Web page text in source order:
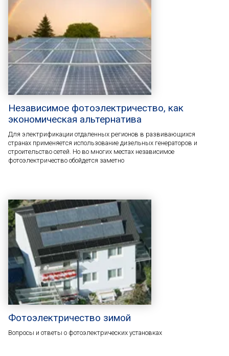
Независимое фотоэлектричество, как
экономическая альтернатива
Для электрификации отдаленных регионов в развивающихся
странах применяется использование дизельных генераторов и
строительство сетей. Но во многих местах независимое
фотоэлектричество обойдется заметно
Фотоэлектричество зимой
Вопросы и ответы о фотоэлектрических установках